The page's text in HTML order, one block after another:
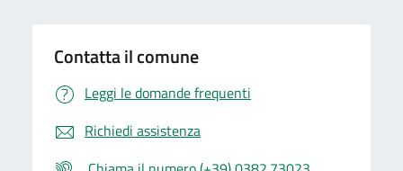
Contatta il comune
Leggi le domande frequenti
Richiedi assistenza